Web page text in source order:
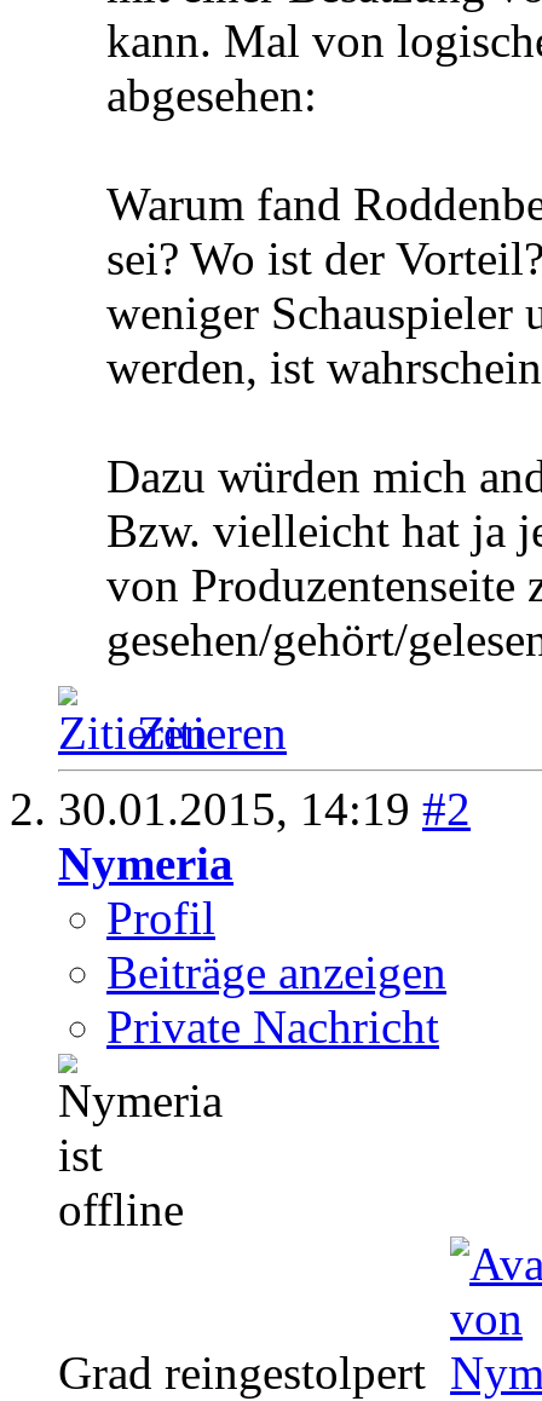
kann. Mal von
abgesehen:
Warum fand
sei? Wo ist der
weniger Schauspieler
werden, ist
Dazu würden mich
Bzw. vielleicht hat ja
von Produzentenseite
gesehen/gehört/
Zitieren
30.01.2015, 14:19 #2
Nymeria
Profil
Beiträge anzeigen
Private Nachricht
Grad reingestolpert